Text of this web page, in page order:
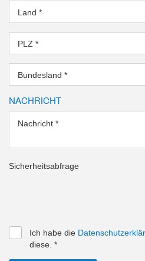
Land *
PLZ *
Bundesland *
NACHRICHT
Nachricht *
Sicherheitsabfrage
Ich habe die
diese. *